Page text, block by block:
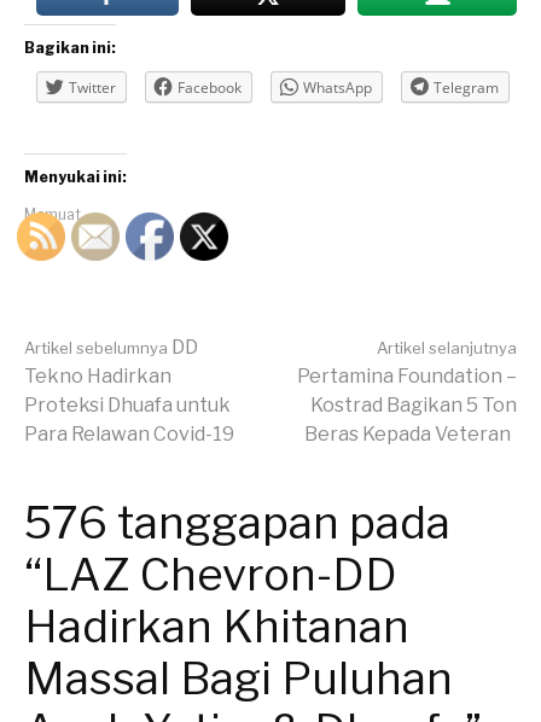
Bagikan ini:
Twitter Facebook WhatsApp Telegram
Menyukai ini:
Memuat...
Lanjut
Membaca
Artikel sebelumnya DD
Tekno Hadirkan
Proteksi Dhuafa untuk
Para Relawan Covid-19
Artikel selanjutnya
Pertamina Foundation –
Kostrad Bagikan 5 Ton
Beras Kepada Veteran
576 tanggapan pada
“LAZ Chevron-DD
Hadirkan Khitanan
Massal Bagi Puluhan